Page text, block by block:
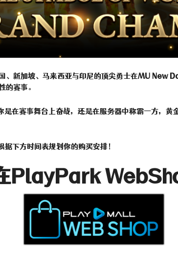
、新加坡、马来西亚与印尼的顶尖勇士在MU New
的赛事。
是在赛事舞台上奋战，还是在服务器中称霸一方，
下方时间表规划你的购买安排！
PlayPark